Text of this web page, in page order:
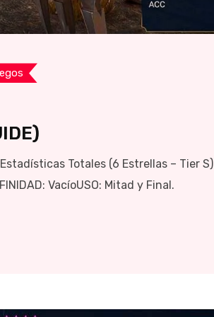
Estadísticas Totales (6 Estrellas – Tier S)
VacíoUSO: Mitad y Final.